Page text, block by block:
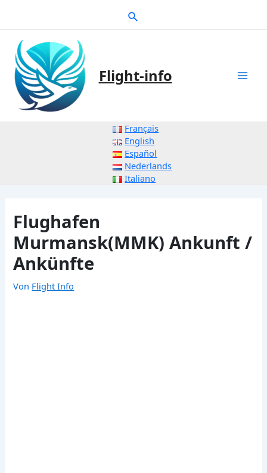
Suche
Flight-info
Français
English
Español
Nederlands
Italiano
Flughafen
Murmansk(MMK) Ankunft /
Ankünfte
Von Flight Info